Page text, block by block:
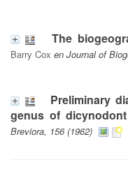
The
Barry Cox en Journal of
Preliminary
genus of
Breviora, 156 (1962)